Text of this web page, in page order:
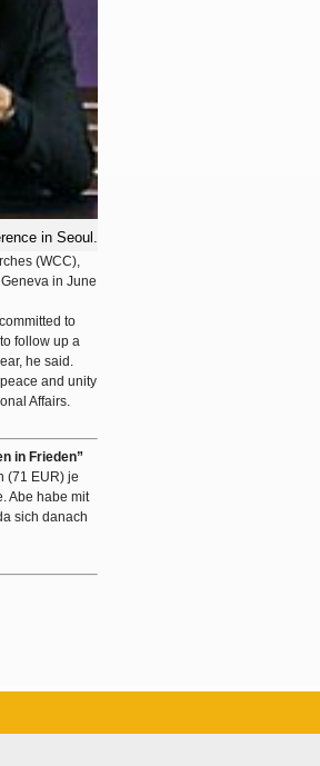
in Seoul.
(WCC),
in June
to
follow up a
he said.
and unity
Affairs.
in Frieden”
(71 EUR) je
Abe habe mit
sich danach